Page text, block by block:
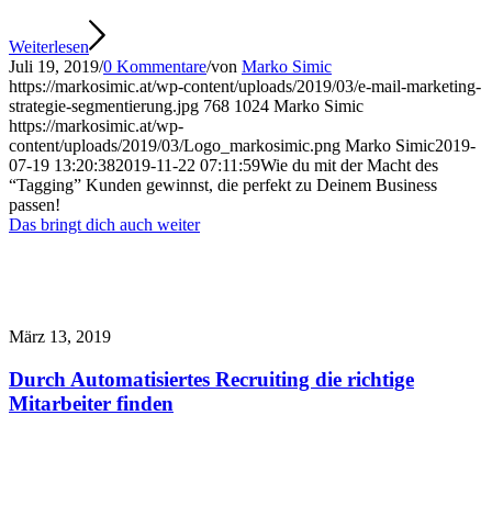
Weiterlesen
Juli 19, 2019/0 Kommentare/von Marko Simic
https://markosimic.at/wp-content/uploads/2019/03/e-mail-marketing-
strategie-segmentierung.jpg 768 1024 Marko Simic
https://markosimic.at/wp-
content/uploads/2019/03/Logo_markosimic.png Marko Simic2019-
07-19 13:20:382019-11-22 07:11:59Wie du mit der Macht des
“Tagging” Kunden gewinnst, die perfekt zu Deinem Business
passen!
Das bringt dich auch weiter
März 13, 2019
Durch Automatisiertes Recruiting die richtige
Mitarbeiter finden